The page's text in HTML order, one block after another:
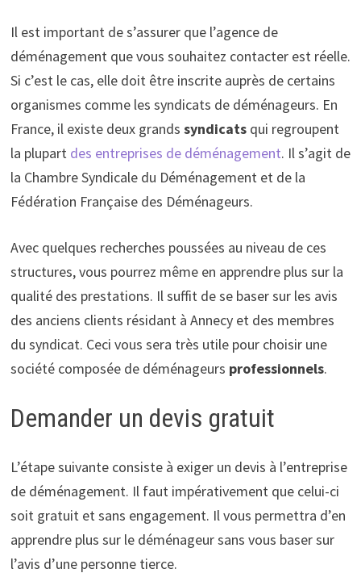
Il est important de s’assurer que l’agence de
déménagement que vous souhaitez contacter est réelle.
Si c’est le cas, elle doit être inscrite auprès de certains
organismes comme les syndicats de déménageurs. En
France, il existe deux grands syndicats qui regroupent
la plupart des entreprises de déménagement. Il s’agit de
la Chambre Syndicale du Déménagement et de la
Fédération Française des Déménageurs.
Avec quelques recherches poussées au niveau de ces
structures, vous pourrez même en apprendre plus sur la
qualité des prestations. Il suffit de se baser sur les avis
des anciens clients résidant à Annecy et des membres
du syndicat. Ceci vous sera très utile pour choisir une
société composée de déménageurs professionnels.
Demander un devis gratuit
L’étape suivante consiste à exiger un devis à l’entreprise
de déménagement. Il faut impérativement que celui-ci
soit gratuit et sans engagement. Il vous permettra d’en
apprendre plus sur le déménageur sans vous baser sur
l’avis d’une personne tierce.